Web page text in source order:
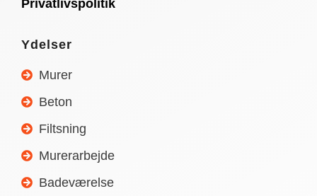
Privatlivspolitik
Ydelser
Murer
Beton
Filtsning
Murerarbejde
Badeværelse